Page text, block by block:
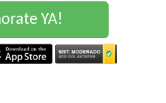
YA!